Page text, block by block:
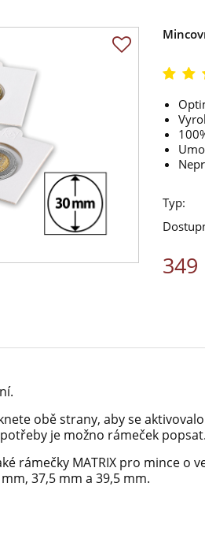
Typ:
349
obě strany, aby se
je možno rámeček popsat.
rámečky MATRIX pro mince o
37,5 mm a 39,5 mm.